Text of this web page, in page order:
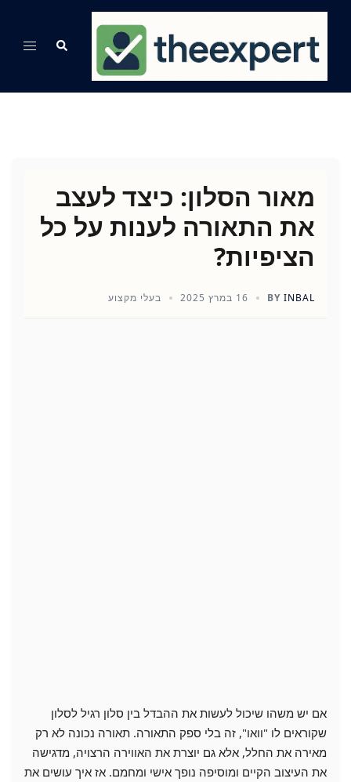
content
Search
Toggle
מאור הסלון: כיצד לעצב
את התאורה לענות על כל
הציפיות?
BY INBAL 16 במרץ 2025 בעלי מקצוע
אם יש משהו שיכול לעשות את ההבדל בין סלון רגיל לסלון
שקוראים לו "וואו", זה בלי ספק התאורה. תאורה נכונה לא רק
מאירה את החלל, אלא גם יוצרת את האווירה הרצויה, מדגישה
את העיצוב הקיים ומוסיפה נופך אישי ומחמם. אז איך עושים את